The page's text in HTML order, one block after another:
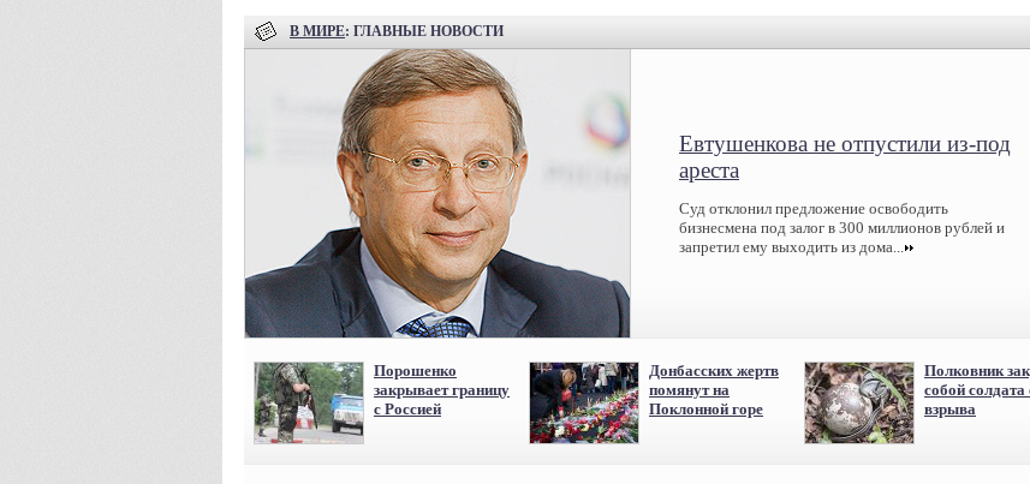
В МИРЕ: ГЛАВНЫЕ НОВОСТИ
Евтушенкова не отпустили из-под
ареста
Суд отклонил предложение освободить
бизнесмена под залог в 300 миллионов рублей и
запретил ему выходить из дома...
Порошенко
закрывает границу
с Россией
Донбасских жертв
помянут на
Поклонной горе
Полковник
собой солдата
взрыва